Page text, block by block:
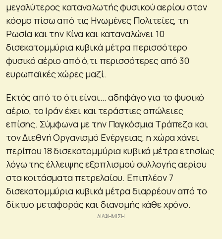
μεγαλύτερος καταναλωτής φυσικού αερίου στον
κόσμο πίσω από τις Ηνωμένες Πολιτείες, τη
Ρωσία και την Κίνα και καταναλώνει 10
δισεκατομμύρια κυβικά μέτρα περισσότερο
φυσικό αέριο από ό,τι περισσότερες από 30
ευρωπαϊκές χώρες μαζί.
Εκτός από το ότι είναι… αδηφάγο για το φυσικό
αέριο, το Ιράν έχει και τεράστιες απώλειες
επίσης. Σύμφωνα με την Παγκόσμια Τράπεζα και
τον Διεθνή Οργανισμό Ενέργειας, η χώρα χάνει
περίπου 18 δισεκατομμύρια κυβικά μέτρα ετησίως
λόγω της έλλειψης εξοπλισμού συλλογής αερίου
στα κοιτάσματα πετρελαίου. Επιπλέον 7
δισεκατομμύρια κυβικά μέτρα διαρρέουν από το
δίκτυο μεταφοράς και διανομής κάθε χρόνο.